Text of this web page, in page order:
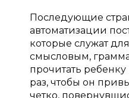
Последующие
автоматизации
которые служат
смысловым,
прочитать
раз, чтобы он
четко,